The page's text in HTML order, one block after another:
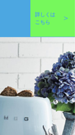
詳しくは
こちら